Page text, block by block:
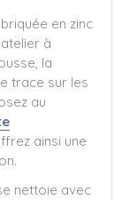
en zinc
à
la
trace sur les
au
ainsi une
nettoie avec